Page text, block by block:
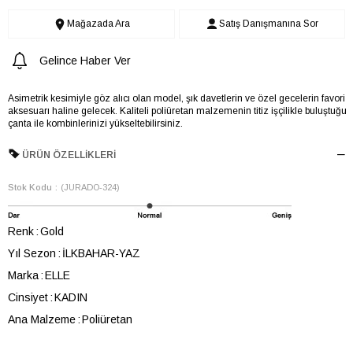
Mağazada Ara Satış Danışmanına Sor
Gelince Haber Ver
Asimetrik kesimiyle göz alıcı olan model, şık davetlerin ve özel gecelerin favori
aksesuarı haline gelecek. Kaliteli poliüretan malzemenin titiz işçilikle buluştuğu
çanta ile kombinlerinizi yükseltebilirsiniz.
ÜRÜN ÖZELLIKLERI
Stok Kodu (JURADO-324)
Renk Gold
Yıl Sezon
İLKBAHAR-YAZ
Marka ELLE
Cinsiyet KADIN
Ana Malzeme Poliüretan